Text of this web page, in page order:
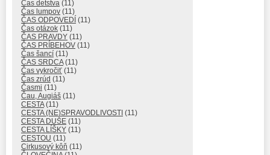
Čas detstva (11)
Čas lumpov (11)
ČAS ODPOVEDÍ (11)
Čas otázok (11)
ČAS PRAVDY (11)
ČAS PRÍBEHOV (11)
Čas šancí (11)
ČAS SRDCA(11)
Čas vykročiť (11)
Čas zrúd (11)
Časmi (11)
Čau, Augiáš (11)
CESTA(11)
CESTA (NE)SPRAVODLIVOSTI (11)
CESTA DUŠE (11)
CESTA LÍŠKY (11)
CESTOU (11)
Cirkusový kôň (11)